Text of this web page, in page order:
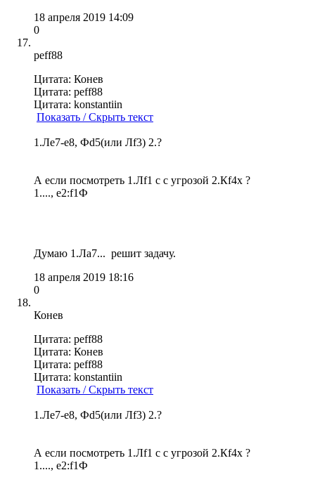
18 апреля 2019 14:09
0
peff88
Цитата: Конев
Цитата: peff88
Цитата: konstantiin
Показать / Скрыть текст
1.Ле7-е8, Фd5(или Лf3) 2.?
А если посмотреть 1.Лf1 с с угрозой 2.Кf4x ?
1...., e2:f1Ф
Думаю 1.Ла7... решит задачу.
18 апреля 2019 18:16
0
Конев
Цитата: peff88
Цитата: Конев
Цитата: peff88
Цитата: konstantiin
Показать / Скрыть текст
1.Ле7-е8, Фd5(или Лf3) 2.?
А если посмотреть 1.Лf1 с с угрозой 2.Кf4x ?
1...., e2:f1Ф